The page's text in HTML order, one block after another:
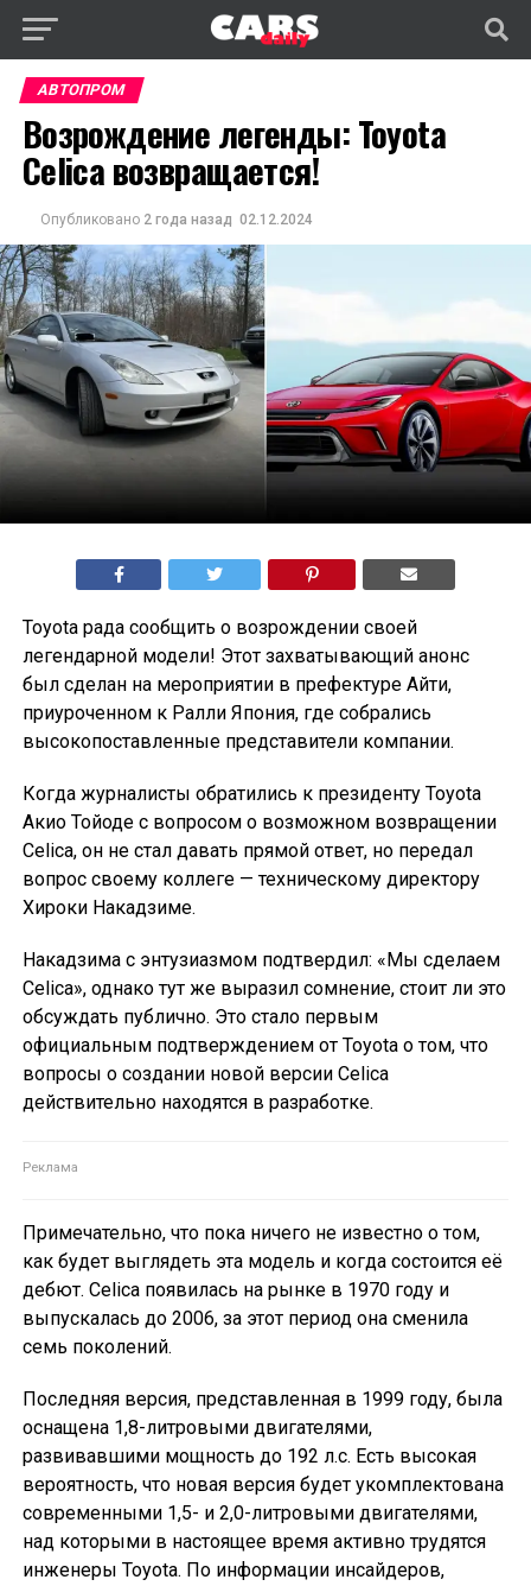
АВТОПРОМ
Возрождение легенды: Toyota
Celica возвращается!
Опубликовано 2 года назад 02.12.2024
Toyota рада сообщить о возрождении своей
легендарной модели! Этот захватывающий анонс
был сделан на мероприятии в префектуре Айти,
приуроченном к Ралли Япония, где собрались
высокопоставленные представители компании.
Когда журналисты обратились к президенту Toyota
Акио Тойоде с вопросом о возможном возвращении
Celica, он не стал давать прямой ответ, но передал
вопрос своему коллеге — техническому директору
Хироки Накадзиме.
Накадзима с энтузиазмом подтвердил: «Мы сделаем
Celica», однако тут же выразил сомнение, стоит ли это
обсуждать публично. Это стало первым
официальным подтверждением от Toyota о том, что
вопросы о создании новой версии Celica
действительно находятся в разработке.
Примечательно, что пока ничего не известно о том,
как будет выглядеть эта модель и когда состоится её
дебют. Celica появилась на рынке в 1970 году и
выпускалась до 2006, за этот период она сменила
семь поколений.
Последняя версия, представленная в 1999 году, была
оснащена 1,8-литровыми двигателями,
развивавшими мощность до 192 л.с. Есть высокая
вероятность, что новая версия будет укомплектована
современными 1,5- и 2,0-литровыми двигателями,
над которыми в настоящее время активно трудятся
инженеры Toyota. По информации инсайдеров,